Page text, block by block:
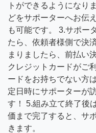
トができるようになり
どをサポーターへお伝
も可能です。 3.サポー
たら、依頼者様側で決
まりましたら、前払い
クレジットカードがご
ードをお持ちでない方
定日時にサポーターが
す！ 5.組み立て終了後
価まで完了すると、サ
きます。